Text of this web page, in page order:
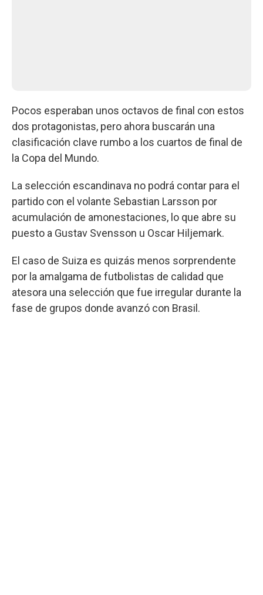
Pocos esperaban unos octavos de final con estos
dos protagonistas, pero ahora buscarán una
clasificación clave rumbo a los cuartos de final de
la Copa del Mundo.
La selección escandinava no podrá contar para el
partido con el volante Sebastian Larsson por
acumulación de amonestaciones, lo que abre su
puesto a Gustav Svensson u Oscar Hiljemark.
El caso de Suiza es quizás menos sorprendente
por la amalgama de futbolistas de calidad que
atesora una selección que fue irregular durante la
fase de grupos donde avanzó con Brasil.